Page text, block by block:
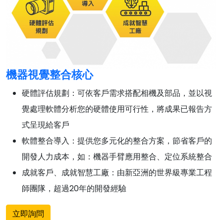
機器視覺整合核心
硬體評估規劃：可依客戶需求搭配相機及部品，並以視
覺處理軟體分析您的硬體使用可行性，將成果已報告方
式呈現給客戶
軟體整合導入：提供您多元化的整合方案，節省客戶的
開發人力成本，如：機器手臂應用整合、定位系統整合
成就客戶、成就智慧工廠：由新亞洲的世界級專業工程
師團隊，超過20年的開發經驗
立即詢問